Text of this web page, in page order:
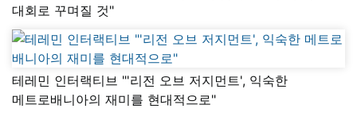
대회로 꾸며질 것"
테레민 인터랙티브 "'리전 오브 저지먼트', 익숙한
메트로배니아의 재미를 현대적으로"